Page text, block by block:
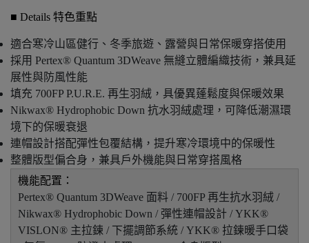
■ Details 特色重點
適合寒冷山區健行、冬季旅遊、露營與日常保暖穿搭使用
採用 Pertex® Quantum 3DWeave 無縫立體編織技術，兼具延
展性與防風性能
填充 700FP P.U.R.E. 再生羽絨，具優異蓬鬆度與保暖效果
Nikwax® Hydrophobic Down 抗水羽絨處理，可降低潮濕環
境下的保暖衰退
連帽設計搭配彈性包覆結構，提升寒冷環境中的保暖性
整體版型偏合身，兼具戶外機能與日常穿搭風格
機能配置：
Pertex® Quantum 3DWeave 面料 / 700FP 再生抗水羽絨 /
Nikwax® Hydrophobic Down / 彈性連帽設計 / YKK®
VISLON® 主拉鍊 / 下擺調節系統 / YKK® 拉鍊暖手口袋